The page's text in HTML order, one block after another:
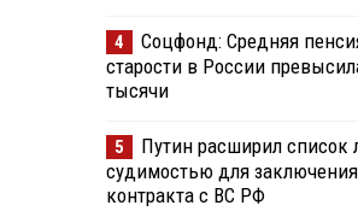
4
Соцфонд: Средняя
старости в России
тысячи
5
Путин расширил список
судимостью для заключения
контракта с ВС РФ